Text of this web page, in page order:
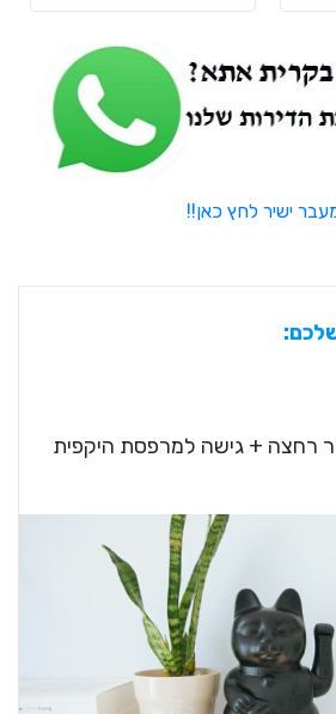
ישיר לחץ כאן!!
רחצה + גישה למרפסת היקפית